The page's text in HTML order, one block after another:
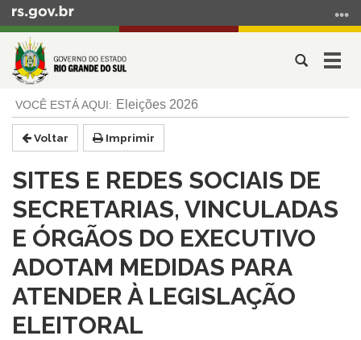
para
conteúdo
para
menu
para
busca
Abrir
do
conteúdo
Eleições 2026
Voltar Imprimir
SITES E REDES SOCIAIS DE
SECRETARIAS, VINCULADAS
E ÓRGÃOS DO EXECUTIVO
ADOTAM MEDIDAS PARA
ATENDER À LEGISLAÇÃO
ELEITORAL